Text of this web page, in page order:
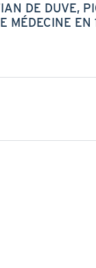
DE DUVE,
MÉDECINE EN